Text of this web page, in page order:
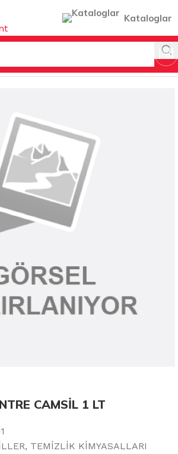
Kataloglar
CAMSİL 1 LT
, TEMİZLİK KİMYASALLARI